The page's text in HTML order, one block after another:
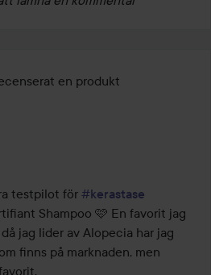
en produkt
1 år
testpilot för #kerastase
Shampoo 🩷 En favorit jag
jag lider av Alopecia har jag
finns på marknaden, men